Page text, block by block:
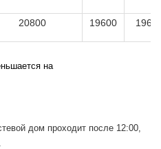
20800 19600
на
дом проходит после 12:00,